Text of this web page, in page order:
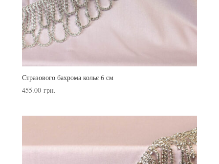
Стразового бахрома кольє 6 см
455.00 грн.